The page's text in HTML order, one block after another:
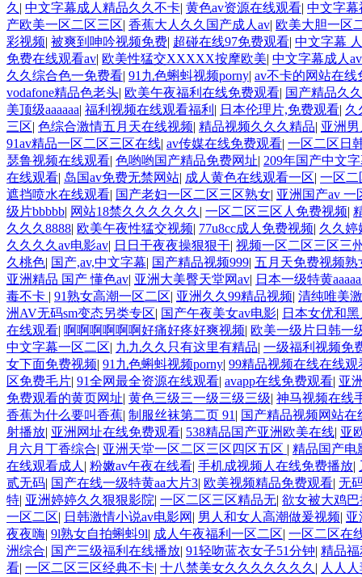
久 | 中文字幕成人精品久久不卡| 黄色av资源在线观看| 中文字幕
产欧美一区二区三区| 香蕉大人久久国产成人av| 欧美大胆一区
彩视频| 被爽到呻吟视频免费| 超碰在线97免费观看| 中文字幕
免费在线观看av| 欧美性猛交XXXXX按摩欧美| 中文字幕成人
久久综合色一免费看| 91九色蝌蚪视频porny| av不卡的网站在线
vodafone精品色老头| 欧美午夜福利在线免费观看| 国产精品久
美顶级aaaaaa| 福利视频在线观看福利 | 日本伦理片,免费观看| 久
三区| 色综合激情五月天在线视频| 精品视频久久久精品| 亚洲
91av精品一区二区三区在线| av传媒在线免费观看| 一区二区日
瑟鲁视频在线观看| 色哟哟国产精品免费网址| 209年国产中文
在线观看| 岛国av免费无禁网站| 成人黄色在线观看一区| 一区二
遮挡喷水在线观看| 国产老妇一区二区三区熟女| 亚洲国产av 一
级片bbbbb| 网站18禁久久久久久久 | 一区二区三区人免费视频|
久久久8888| 欧美午夜性猛交视频| 77u8cc成人免费视频| 久久婷
久久久久av电影av| 日日干夜夜操狠狠干| 视频一区二区三区三
久桃色| 国产,av,中文字幕| 国产精品视频999| 五月天免费视频熟
亚洲精品 国产 懂色av| 亚洲大美臀天堂网av| 日本一级特黄
毒不卡 | 91熟女高潮一区二区| 亚洲久久99精品视频| 清纯唯美
洲AV无码sm变态另类专区| 国产午夜美女av电影| 日本女优和
在线观看| 啊啊啊啊啊啊好痛好疼好爽视频| 欧美一级片日韩一
中文字幕一区二区| 九九久久只有这里有精品| 一级福利视频免
女下面免费视频| 91九色蝌蚪视频porny| 99精品视频在线在线观
区免费毛片| 91全网最全资源在线观看| avapp在线免费观看| 亚
免费观看的黄页网址| 黄色三级三一级三级三级| 神马视频在线
香蕉为什么要叫香蕉| 制服丝袜第二页 91 | 国产精品视频网站在
射播放| 亚洲网址在线免费观看| 538精品国产亚洲欧美在线| 亚
月六月丁香综合| 亚洲天堂一区二区三区四区五区 | 精品国产电
在线观看成人 | 粉嫩av午夜在线看| 手机成视频人在线免费播放|
贰无码| 国产在线一级特黄aa大片3| 欧美视频精品免费观看| 无
特| 亚洲婷婷久久狠狠影院| 一区二区三区精品无| 欲女被大鸡
一区二区| 日韩激情小说av电影网 | 男人和女人高潮做爰视频| 亚
夜夜嗨| 9l熟女自拍蝌蚪9l| 成人午夜福利一区二区| 一区二区在
洲综合| 国产三级福利在线播放| 91轻吻蓝衣女子51分钟| 精品
看| 一区二区三区经典不卡| 十八禁美女久久久久久久久 | 人人